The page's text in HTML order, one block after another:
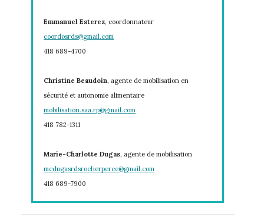
Emmanuel Esterez, coordonnateur
coordosrds@gmail.com
418 689-4700
Christine Beaudoin, agente de mobilisation en
sécurité et autonomie alimentaire
mobilisation.saa.rp@gmail.com
418 782-1311
Marie-Charlotte Dugas, agente de mobilisation
mcdugasrdsrocherperce@gmail.com
418 689-7900